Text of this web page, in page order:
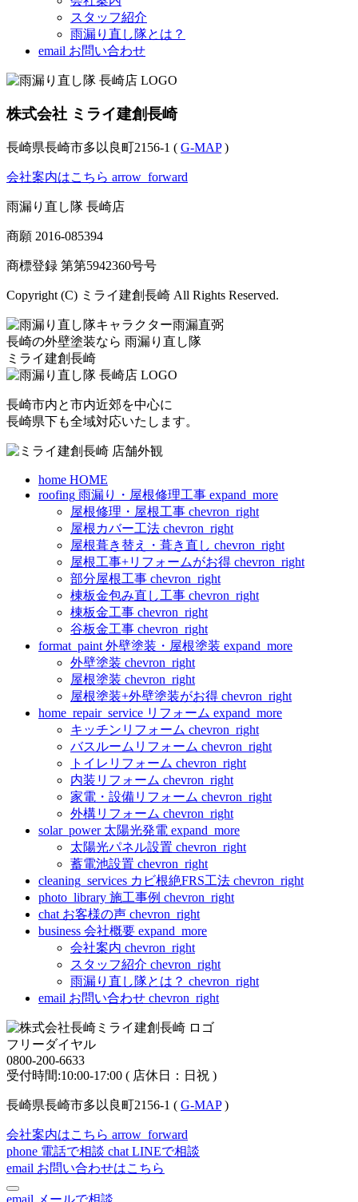
スタッフ紹介
雨漏り直し隊とは？
email お問い合わせ
株式会社 ミライ建創長崎
長崎県長崎市多以良町2156-1 ( G-MAP)
会社案内はこちら arrow_forward
雨漏り直し隊 長崎店
商願 2016-085394
商標登録 第第5942360号号
Copyright (C) ミライ建創長崎 All Rights Reserved.
長崎の外壁塗装なら 雨漏り直し隊
ミライ建創長崎
長崎市内と市内近郊を中心に
長崎県下も全域対応いたします。
home HOME
roofing 雨漏り・屋根修理工事 expand_more
屋根修理・屋根工事 chevron_right
屋根カバー工法 chevron_right
屋根葺き替え・葺き直し chevron_right
屋根工事+リフォームがお得 chevron_right
部分屋根工事 chevron_right
棟板金包み直し工事 chevron_right
棟板金工事 chevron_right
谷板金工事 chevron_right
format_paint 外壁塗装・屋根塗装 expand_more
外壁塗装 chevron_right
屋根塗装 chevron_right
屋根塗装+外壁塗装がお得 chevron_right
home_repair_service リフォーム expand_more
キッチンリフォーム chevron_right
バスルームリフォーム chevron_right
トイレリフォーム chevron_right
内装リフォーム chevron_right
家電・設備リフォーム chevron_right
外構リフォーム chevron_right
solar_power 太陽光発電 expand_more
太陽光パネル設置 chevron_right
蓄電池設置 chevron_right
cleaning_services カビ根絶FRS工法 chevron_right
photo_library 施工事例 chevron_right
chat お客様の声 chevron_right
business 会社概要 expand_more
会社案内 chevron_right
スタッフ紹介 chevron_right
雨漏り直し隊とは？ chevron_right
email お問い合わせ chevron_right
フリーダイヤル
0800-200-6633
受付時間:10:00-17:00 ( 店休日：日祝 )
長崎県長崎市多以良町2156-1 ( G-MAP)
会社案内はこちら arrow_forward
phone 電話で相談 chat LINEで相談
email お問い合わせはこちら
email メールで相談